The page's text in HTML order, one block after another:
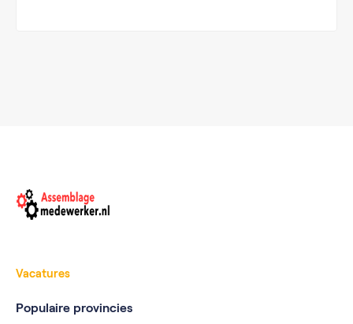
Vacatures
Populaire provincies